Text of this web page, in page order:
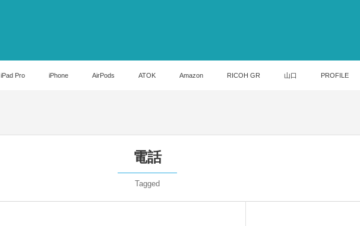
iPad Pro iPhone AirPods ATOK Amazon RICOH GR 山口 PROFILE
電話
Tagged